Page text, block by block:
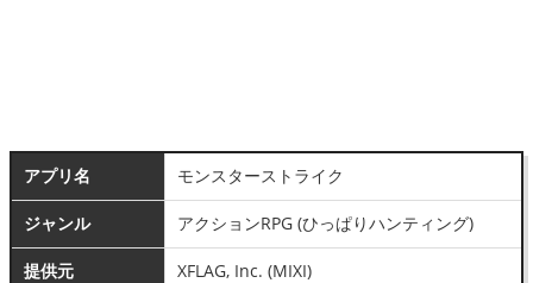
アプリ名 モンスターストライク
ジャンル アクションRPG (ひっぱりハンティング)
提供元 XFLAG, Inc. (MIXI)